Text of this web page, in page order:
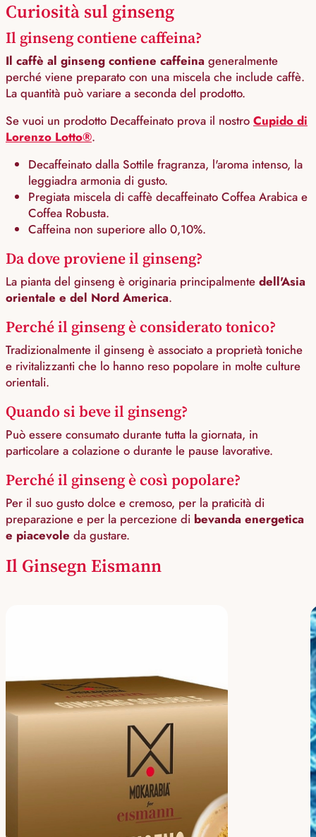
Curiosità sul ginseng
Il ginseng contiene caffeina?
Il caffè al ginseng contiene caffeina generalmente
perché viene preparato con una miscela che include caffè.
La quantità può variare a seconda del prodotto.
Se vuoi un prodotto Decaffeinato prova il nostro Cupido di
Lorenzo Lotto®.
Decaffeinato dalla Sottile fragranza, l'aroma intenso, la
leggiadra armonia di gusto.
Pregiata miscela di caffè decaffeinato Coffea Arabica e
Coffea Robusta.
Caffeina non superiore allo 0,10%.
Da dove proviene il ginseng?
La pianta del ginseng è originaria principalmente dell'Asia
orientale e del Nord America.
Perché il ginseng è considerato tonico?
Tradizionalmente il ginseng è associato a proprietà toniche
e rivitalizzanti che lo hanno reso popolare in molte culture
orientali.
Quando si beve il ginseng?
Può essere consumato durante tutta la giornata, in
particolare a colazione o durante le pause lavorative.
Perché il ginseng è così popolare?
Per il suo gusto dolce e cremoso, per la praticità di
preparazione e per la percezione di bevanda energetica
e piacevole da gustare.
Il Ginsegn Eismann